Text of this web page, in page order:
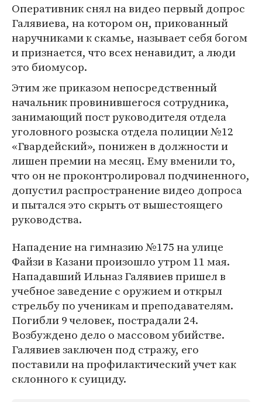
Оперативник снял на видео первый допрос
Галявиева, на котором он, прикованный
наручниками к скамье, называет себя богом
и признается, что всех ненавидит, а люди
это биомусор.
Этим же приказом непосредственный
начальник провинившегося сотрудника,
занимающий пост руководителя отдела
уголовного розыска отдела полиции №12
«Гвардейский», понижен в должности и
лишен премии на месяц. Ему вменили то,
что он не проконтролировал подчиненного,
допустил распространение видео допроса
и пытался это скрыть от вышестоящего
руководства.
Нападение на гимназию №175 на улице
Файзи в Казани произошло утром 11 мая.
Нападавший Ильназ Галявиев пришел в
учебное заведение с оружием и открыл
стрельбу по ученикам и преподавателям.
Погибли 9 человек, пострадали 24.
Возбуждено дело о массовом убийстве.
Галявиев заключен под стражу, его
поставили на профилактический учет как
склонного к суициду.